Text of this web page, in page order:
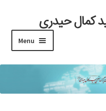
کمال حیدری
Menu